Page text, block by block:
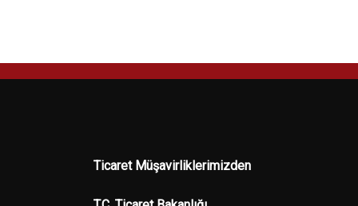
Ticaret Müşavirliklerimizden